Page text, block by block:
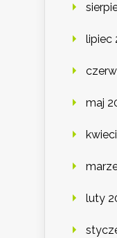
lipiec
maj
luty